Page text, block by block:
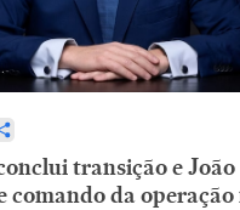
transição e João
comando da operação